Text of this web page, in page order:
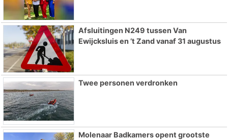
Afsluitingen N249 tussen Van
Ewijcksluis en ’t Zand vanaf 31 augustus
Twee personen verdronken
Molenaar Badkamers opent grootste